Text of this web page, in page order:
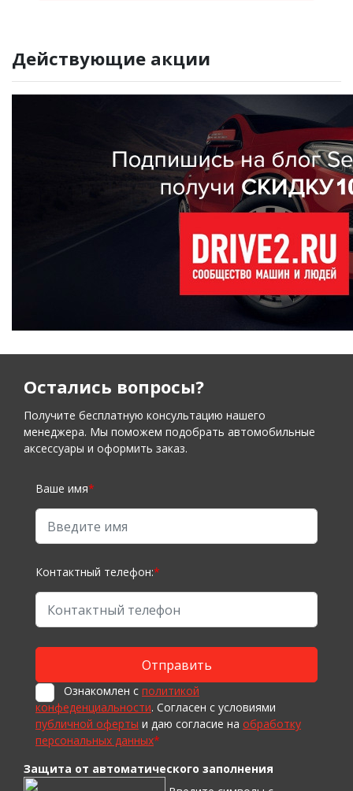
Действующие акции
Остались вопросы?
Получите бесплатную консультацию нашего
менеджера. Мы поможем подобрать автомобильные
аксессуары и оформить заказ.
Ваше имя*
Контактный телефон:*
Ознакомлен с политикой
конфеденциальности. Согласен с условиями
публичной оферты и даю согласие на обработку
персональных данных*
Защита от автоматического заполнения